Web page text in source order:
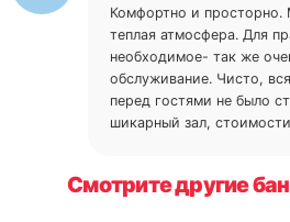
Комфортно и просторно.
теплая атмосфера. Для
необходимое- так же
обслуживание. Чисто,
перед гостями не было
шикарный зал,
Смотрите другие